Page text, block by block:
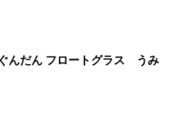
ノラネコぐんだん フロートグラス うみ